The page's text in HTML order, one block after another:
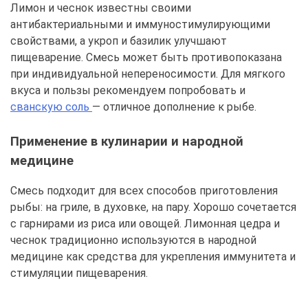
Лимон и чеснок известны своими
антибактериальными и иммуностимулирующими
свойствами, а укроп и базилик улучшают
пищеварение. Смесь может быть противопоказана
при индивидуальной непереносимости. Для мягкого
вкуса и пользы рекомендуем попробовать и
сванскую соль — отличное дополнение к рыбе.
Применение в кулинарии и народной
медицине
Смесь подходит для всех способов приготовления
рыбы: на гриле, в духовке, на пару. Хорошо сочетается
с гарнирами из риса или овощей. Лимонная цедра и
чеснок традиционно используются в народной
медицине как средства для укрепления иммунитета и
стимуляции пищеварения.